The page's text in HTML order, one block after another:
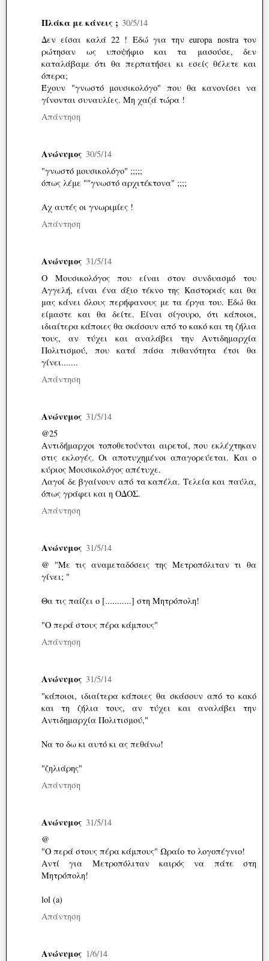
Πλάκα με κάνεις ; 30/5/14
Δεν είσαι καλά 22 ! Εδώ για την europa nostra τον
ρώτησαν ως υποψήφιο και τα μασούσε, δεν
καταλάβαμε ότι θα περπατήσει κι εσείς θέλετε και
όπερα;
Έχουν "γνωστό μουσικολόγο" που θα κανονίσει να
γίνονται συναυλίες. Μη χαζά τώρα !
Απάντηση
Ανώνυμος 30/5/14
"γνωστό μουσικολόγο" ;;;;;
όπως λέμε ""γνωστό αρχιτέκτονα" ;;;;
Αχ αυτές οι γνωριμίες !
Απάντηση
Ανώνυμος 31/5/14
Ο Μουσικολόγος που είναι στον συνδυασμό του
Αγγελή, είναι ένα άξιο τέκνο της Καστοριάς και θα
μας κάνει όλους περήφανους με τα έργα του. Εδώ θα
είμαστε και θα δείτε. Είναι σίγουρο, ότι κάποιοι,
ιδιαίτερα κάποιες θα σκάσουν από το κακό και τη ζήλια
τους, αν τύχει και αναλάβει την Αντιδημαρχία
Πολιτισμού, που κατά πάσα πιθανότητα έτσι θα
γίνει.......
Απάντηση
Ανώνυμος 31/5/14
@25
Αντιδήμαρχοι τοποθετούνται αιρετοί, που εκλέχτηκαν
στις εκλογές. Οι αποτυχημένοι απαγορεύεται. Και ο
κύριος Μουσικολόγος απέτυχε.
Λαγοί δε βγαίνουν από τα καπέλα. Τελεία και παύλα,
όπως γράφει και η ΟΔΟΣ.
Απάντηση
Ανώνυμος 31/5/14
@ "Με τις αναμεταδόσεις της Μετροπόλιταν τι θα
γίνει; "
Θα τις παίζει ο [...........] στη Μητρόπολη!
"Ο περά στους πέρα κάμπους"
Απάντηση
Ανώνυμος 31/5/14
"κάποιοι, ιδιαίτερα κάποιες θα σκάσουν από το κακό
και τη ζήλια τους, αν τύχει και αναλάβει την
Αντιδημαρχία Πολιτισμού,"
Να το δω κι αυτό κι ας πεθάνω!
"ζηλιάρης"
Απάντηση
Ανώνυμος 31/5/14
@
"Ο περά στους πέρα κάμπους" Ωραίο το λογοπέγνιο!
Αντί για Μετροπόλιταν καιρός να πάτε στη
Μητρόπολη!
lol (a)
Απάντηση
Ανώνυμος 1/6/14